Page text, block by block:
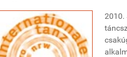
2010.